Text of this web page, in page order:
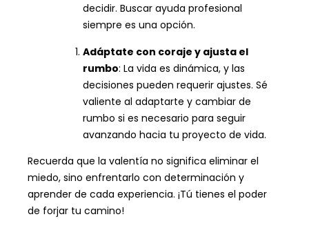
decidir. Buscar ayuda profesional
siempre es una opción.
Adáptate con coraje y ajusta el
rumbo: La vida es dinámica, y las
decisiones pueden requerir ajustes. Sé
valiente al adaptarte y cambiar de
rumbo si es necesario para seguir
avanzando hacia tu proyecto de vida.
Recuerda que la valentía no significa eliminar el
miedo, sino enfrentarlo con determinación y
aprender de cada experiencia. ¡Tú tienes el poder
de forjar tu camino!